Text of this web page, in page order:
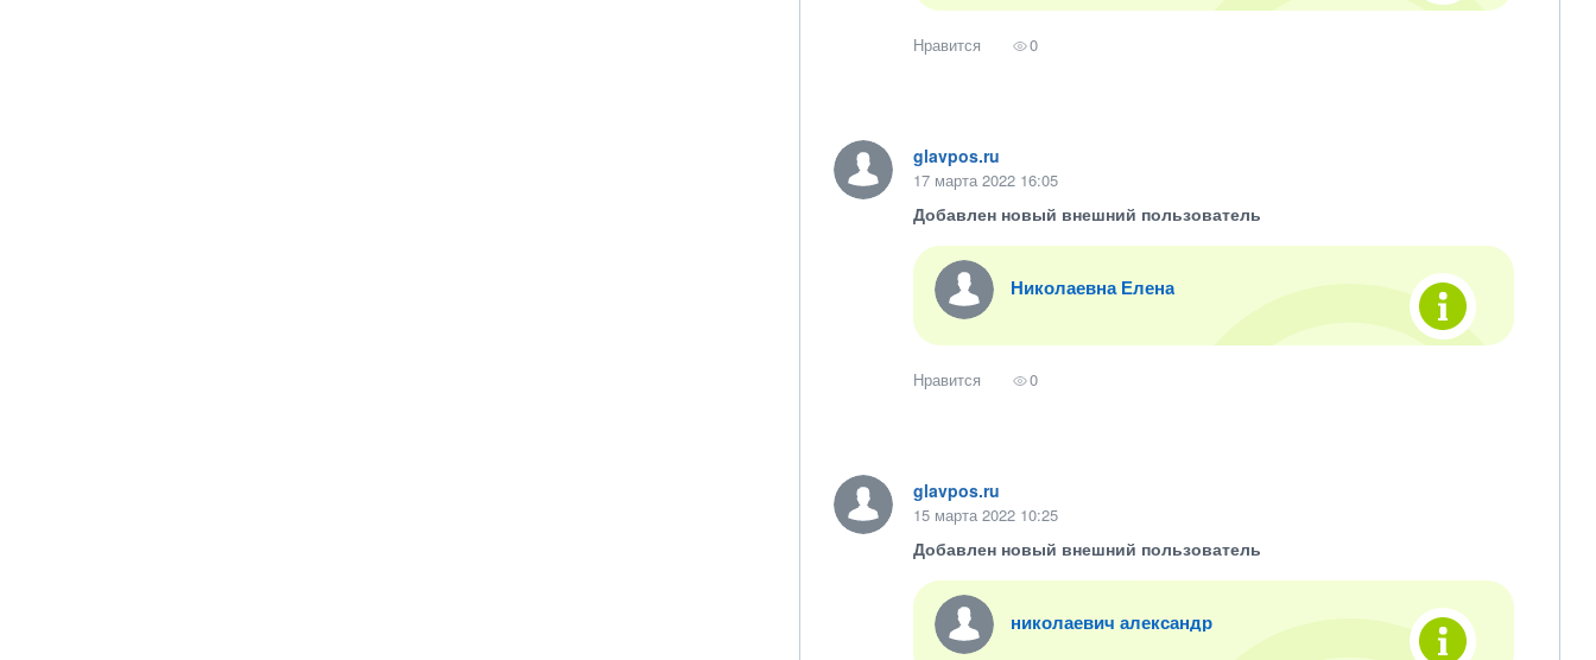
Нравится 0
glavpos.ru
17 марта 2022 16:05
Добавлен новый внешний пользователь
Николаевна Елена
Нравится 0
glavpos.ru
15 марта 2022 10:25
Добавлен новый внешний пользователь
николаевич александр